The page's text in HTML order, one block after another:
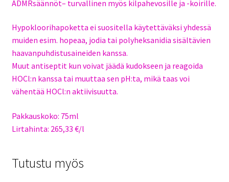
ADMRsäännöt– turvallinen myös kilpahevosille ja -koirille.
Hypokloorihapoketta ei suositella käytettäväksi yhdessä
muiden esim. hopeaa, jodia tai polyheksanidia sisältävien
haavanpuhdistusaineiden kanssa.
Muut antiseptit kun voivat jäädä kudokseen ja reagoida
HOCl:n kanssa tai muuttaa sen pH:ta, mikä taas voi
vähentää HOCl:n aktiivisuutta.
Pakkauskoko: 75ml
Lirtahinta: 265,33 €/l
Tutustu myös